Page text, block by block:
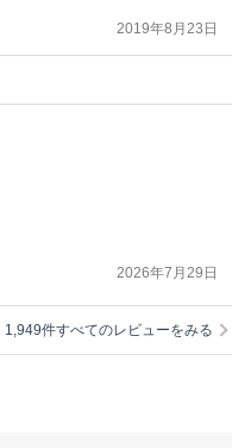
じくらいの進みに感じまし
しく、なんと原作だけでなく
強者が何人もおられるよう。
案内してくれています。
サンデー側サイトなので向こ
いはそちらをどうぞ）。
とサンデー両方読んでみて
の内容でいい区切り？に到
購入・読ませた作品でした。
（医学科）に合格しました。
漫画との出会いがなければ、
それくらい影響されていた
らい好きです。
をフル活用した問題回避・解
に興味を持たせたいと小さな
つ本だと、自信を持って皆さ
と壬氏の恋愛面に関して最初
を使って惚れさせて手元に置
無自覚に『俺になびかない面
、本当になびいてなくて応援
たと思います。。。。
ころがあります。ですが壬
してる訳では無いですのでお
張れ。ちなみに私は高順が好
についてくる産物と思ってい
けは頭に入れて置いてくださ
。しかし応援したくなるのは
る方にはかなりハマります。
カライズもありますが全て読
2019年8月23日
2026年7月29日
1,949件すべてのレビューをみる